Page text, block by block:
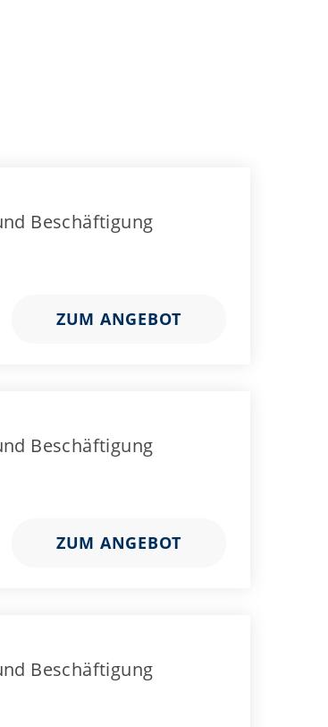
Beschäftigung
ZUM ANGEBOT
Beschäftigung
ZUM ANGEBOT
Beschäftigung